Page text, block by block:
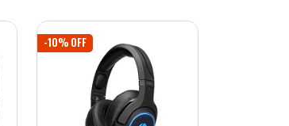
-10% OFF